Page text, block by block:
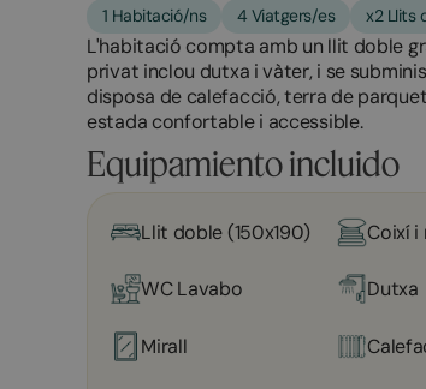
1 Habitació/ns 4 Viatgers/es x2 Llits
L'habitació compta amb un llit doble
privat inclou dutxa i vàter, i se
disposa de calefacció, terra de
estada confortable i accessible.
Equipamiento incluido
Llit doble (150x190) Coixí i
WC Lavabo Dutxa
Mirall